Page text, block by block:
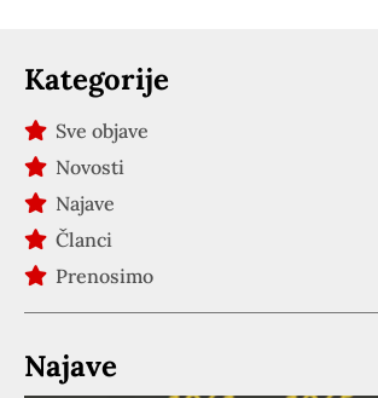
Kategorije
Sve objave
Novosti
Najave
Članci
Prenosimo
Najave